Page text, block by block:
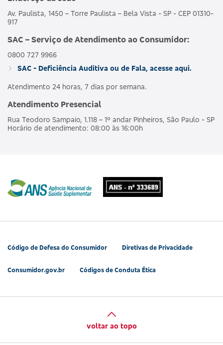
Av. Paulista, 1450 – Torre Paulista – Bela Vista - SP - CEP 01310-
917
SAC – Serviço de Atendimento ao Consumidor:
0800 727 9966
SAC - Deficiência Auditiva ou de Fala, acesse aqui.
Atendimento 24 horas, 7 dias por semana.
Atendimento Presencial
Rua Teodoro Sampaio, 1.118 – 1º andar Pinheiros, São Paulo - SP
Horário de atendimento: 08:00 às 16:00h
Código de Defesa do Consumidor Diretivas de Privacidade
Consumidor.gov.br Códigos de Conduta Ética
voltar ao topo